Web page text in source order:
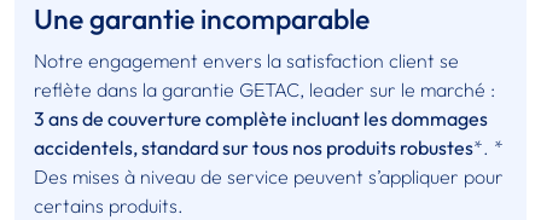
Une garantie incomparable
Notre engagement envers la satisfaction client se
reflète dans la garantie GETAC, leader sur le marché :
3 ans de couverture complète incluant les dommages
accidentels, standard sur tous nos produits robustes*. *
Des mises à niveau de service peuvent s’appliquer pour
certains produits.